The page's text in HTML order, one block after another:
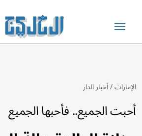
الإمارات/أخبار الدار
أحبت الجميع.. فأحبها الجميع